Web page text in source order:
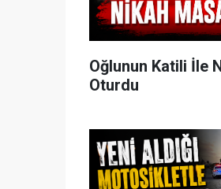
Oğlunun Katili İle
Oturdu